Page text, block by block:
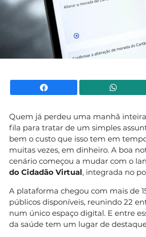
Facebook
Quem já perdeu uma manhã
fila para tratar de um simples
bem o custo que isso tem em
muitas vezes, em dinheiro. A boa
cenário começou a mudar com o
do Cidadão Virtual, integrada no
A plataforma chegou com mais de
públicos disponíveis, reunindo 22
num único espaço digital. E entre
da saúde tem um lugar de